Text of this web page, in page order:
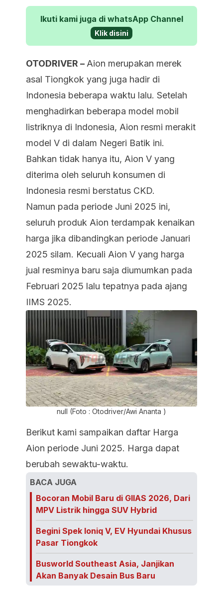
Ikuti kami juga di whatsApp Channel
Klik disini
OTODRIVER – Aion merupakan merek
asal Tiongkok yang juga hadir di
Indonesia beberapa waktu lalu. Setelah
menghadirkan beberapa model mobil
listriknya di Indonesia, Aion resmi merakit
model V di dalam Negeri Batik ini.
Bahkan tidak hanya itu, Aion V yang
diterima oleh seluruh konsumen di
Indonesia resmi berstatus CKD.
Namun pada periode Juni 2025 ini,
seluruh produk Aion terdampak kenaikan
harga jika dibandingkan periode Januari
2025 silam. Kecuali Aion V yang harga
jual resminya baru saja diumumkan pada
Februari 2025 lalu tepatnya pada ajang
IIMS 2025.
null (Foto : Otodriver/Awi Ananta )
Berikut kami sampaikan daftar Harga
Aion periode Juni 2025. Harga dapat
berubah sewaktu-waktu.
BACA JUGA
Bocoran Mobil Baru di GIIAS 2026, Dari
MPV Listrik hingga SUV Hybrid
Begini Spek Ioniq V, EV Hyundai Khusus
Pasar Tiongkok
Busworld Southeast Asia, Janjikan
Akan Banyak Desain Bus Baru